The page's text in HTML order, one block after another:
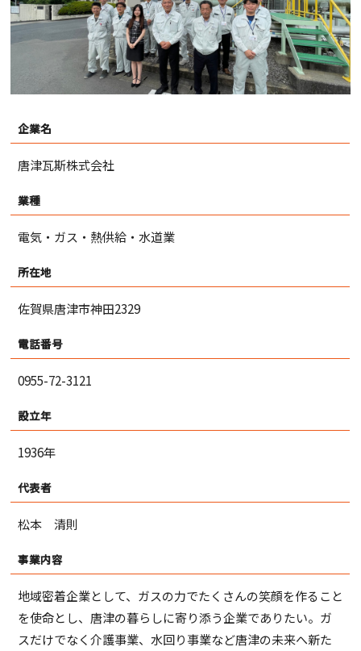
企業名
唐津瓦斯株式会社
業種
電気・ガス・熱供給・水道業
所在地
佐賀県唐津市神田2329
電話番号
0955-72-3121
設立年
1936年
代表者
松本 清則
事業内容
地域密着企業として、ガスの力でたくさんの笑顔を作ること
を使命とし、唐津の暮らしに寄り添う企業でありたい。ガ
スだけでなく介護事業、水回り事業など唐津の未来へ新た